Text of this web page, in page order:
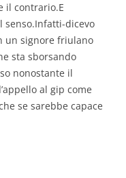
il contrario.E
senso.Infatti-dicevo
un signore friulano
sta sborsando
nonostante il
al gip come
se sarebbe capace